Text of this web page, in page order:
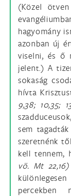
(Közel
hagyomány
azonban új
viselni, és ő
jelent.) A
sokaság
hívta
9,38; 10,35;
sem
szeretnénk
kell tennem,
vö. Mt 22,16)
percekben